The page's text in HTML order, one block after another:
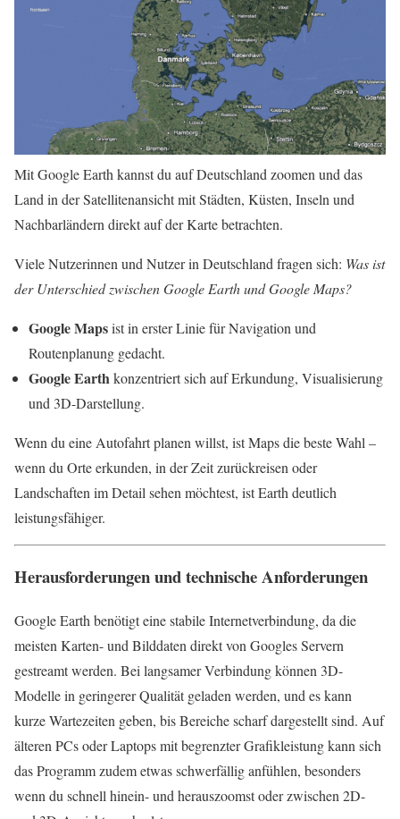
Mit Google Earth kannst du auf Deutschland zoomen und das
Land in der Satellitenansicht mit Städten, Küsten, Inseln und
Nachbarländern direkt auf der Karte betrachten.
Viele Nutzerinnen und Nutzer in Deutschland fragen sich: Was ist
der Unterschied zwischen Google Earth und Google Maps?
Google Mapsist in erster Linie für Navigation und
Routenplanung gedacht.
Google Earthkonzentriert sich auf Erkundung, Visualisierung
und 3D-Darstellung.
Wenn du eine Autofahrt planen willst, ist Maps die beste Wahl –
wenn du Orte erkunden, in der Zeit zurückreisen oder
Landschaften im Detail sehen möchtest, ist Earth deutlich
leistungsfähiger.
Herausforderungen und technische Anforderungen
Google Earth benötigt eine stabile Internetverbindung, da die
meisten Karten- und Bilddaten direkt von Googles Servern
gestreamt werden. Bei langsamer Verbindung können 3D-
Modelle in geringerer Qualität geladen werden, und es kann
kurze Wartezeiten geben, bis Bereiche scharf dargestellt sind. Auf
älteren PCs oder Laptops mit begrenzter Grafikleistung kann sich
das Programm zudem etwas schwerfällig anfühlen, besonders
wenn du schnell hinein- und herauszoomst oder zwischen 2D-